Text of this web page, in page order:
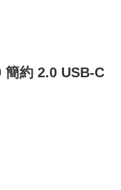
約 2.0 USB-C